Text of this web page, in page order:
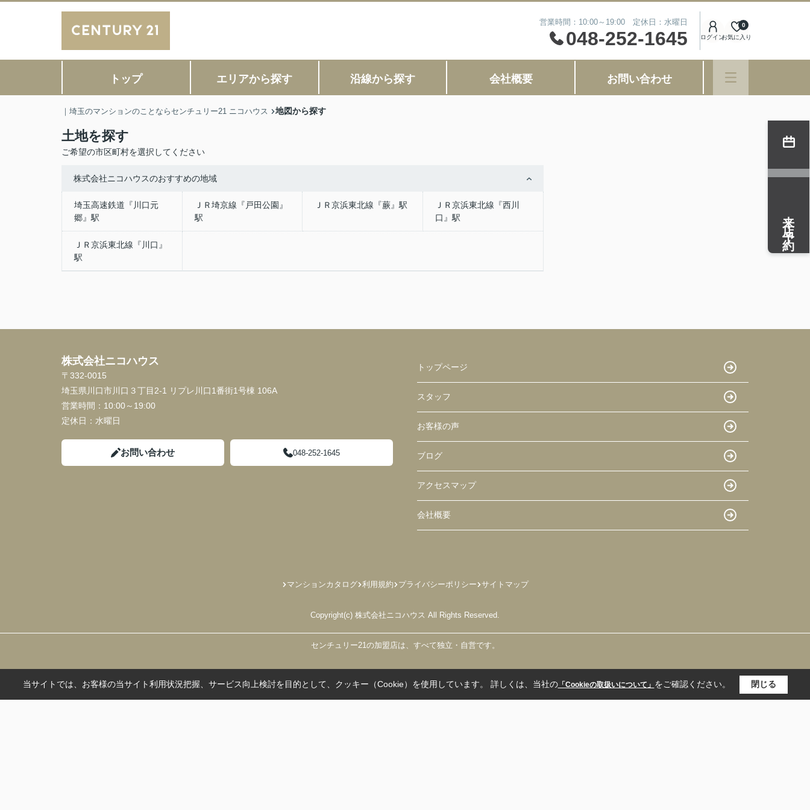
営業時間：10:00～19:00 定休日：水曜日
048-252-1645 ログインお気に入り
0
トップ エリアから探す 沿線から探す 会社概要 お問い合わせ
｜埼玉のマンションのことならセンチュリー21 ニコハウス 地図から探す
土地を探す
ご希望の市区町村を選択してください
株式会社ニコハウスのおすすめの地域
埼玉高速鉄道『川口元
郷』駅
ＪＲ埼京線『戸田公園』
駅
ＪＲ京浜東北線『蕨』駅
ＪＲ京浜東北線『西川
口』駅
ＪＲ京浜東北線『川口』
駅
来店予約
株式会社ニコハウス
〒332-0015
埼玉県川口市川口３丁目2-1 リプレ川口1番街1号棟 106A
営業時間： 10:00～19:00
定休日： 水曜日
お問い合わせ 048-252-1645
トップページ
スタッフ
お客様の声
ブログ
アクセスマップ
会社概要
マンションカタログ 利用規約 プライバシーポリシー サイトマップ
Copyright(c) 株式会社ニコハウス All Rights Reserved.
センチュリー21の加盟店は、すべて独立・自営です。
当サイトでは、お客様の当サイト利用状況把握、サービス向上検討を目的として、クッキー（Cookie）を使用しています。 詳しくは、当社の「Cookieの取扱いについて」 をご確認ください。 閉じる